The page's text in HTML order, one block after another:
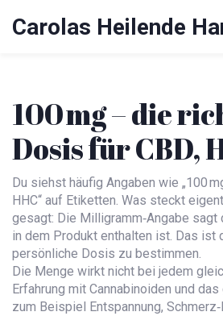
Carolas Heilende
100 mg – die
Dosis für CBD,
Du siehst häufig Angaben wie „100
HHC“ auf Etiketten. Was steckt
gesagt: Die Milligramm‑Angabe
in dem Produkt enthalten ist. Das ist
persönliche Dosis zu bestimmen.
Die Menge wirkt nicht bei jedem
Erfahrung mit Cannabinoiden und
zum Beispiel Entspannung,